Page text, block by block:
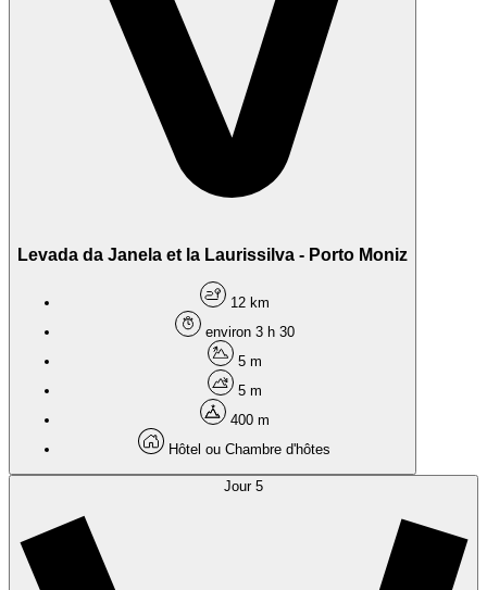
Levada da Janela et la Laurissilva - Porto Moniz
12 km
environ 3 h 30
5 m
5 m
400 m
Hôtel ou Chambre d'hôtes
Jour 5